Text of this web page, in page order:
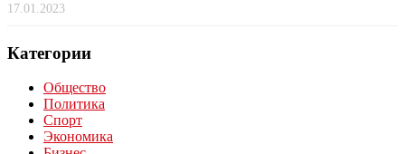
17.01.2023
Категории
Общество
Политика
Спорт
Экономика